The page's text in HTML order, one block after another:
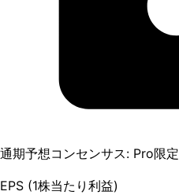
通期予想コンセンサス: Pro限定
EPS (1株当たり利益)